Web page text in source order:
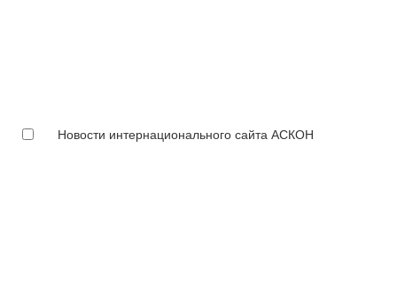
Новости интернационального сайта АСКОН